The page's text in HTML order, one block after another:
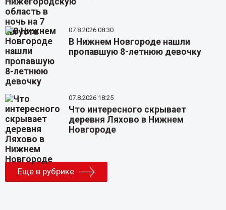
07.8.2026 08:30
В Нижнем Новгороде нашли
пропавшую 8-летнюю девочку
07.8.2026 18:25
Что интересного скрывает
деревня Ляхово в Нижнем
Новгороде
Еще в рубрике